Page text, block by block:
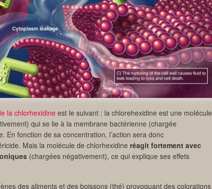
la chlorhexidine est le suivant : la chlorehexidine est une molécule
qui se lie à la membrane bactérienne (chargée
En fonction de sa concentration, l’action sera donc
Mais la molécule de chlorhexidine réagit fortement avec
(chargées négativement), ce qui explique ses effets
des aliments et des boissons (thé) provoquant des colorations